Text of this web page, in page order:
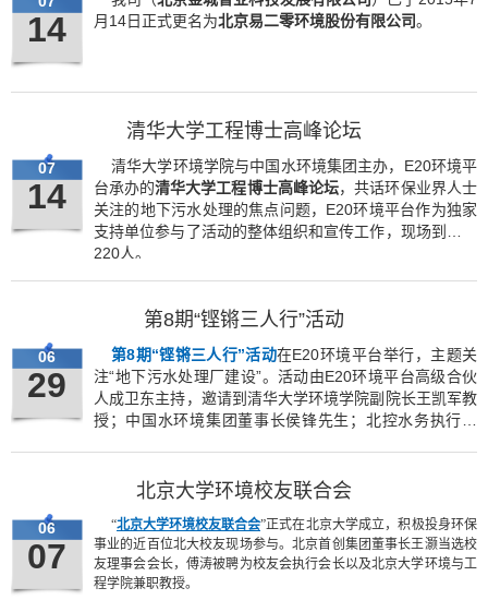
14
月14日正式更名为北京易二零环境股份有限公司。
清华大学工程博士高峰论坛
07
14
清华大学环境学院与中国水环境集团主办，E20环境平
台承办的清华大学工程博士高峰论坛，共话环保业界人士
关注的地下污水处理的焦点问题，E20环境平台作为独家
支持单位参与了活动的整体组织和宣传工作，现场到会约
220人。
第8期“铿锵三人行”活动
06
29
第8期“铿锵三人行”活动在E20环境平台举行，主题关
注“地下污水处理厂建设”。活动由E20环境平台高级合伙
人成卫东主持，邀请到清华大学环境学院副院长王凯军教
授；中国水环境集团董事长侯锋先生；北控水务执行董
方园林副总裁刘旭，七位分别将理论和实践结合，探讨了
北京大学环境校友联合会
06
07
“北京大学环境校友联合会”正式在北京大学成立，积极投身环保
事业的近百位北大校友现场参与。北京首创集团董事长王灏当选校
友理事会会长，傅涛被聘为校友会执行会长以及北京大学环境与工
程学院兼职教授。